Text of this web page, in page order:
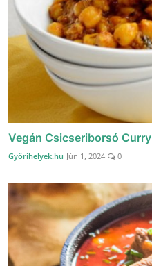
Vegán Csicseriborsó Curry
Győrihelyek.hu Jún 1, 2024 0